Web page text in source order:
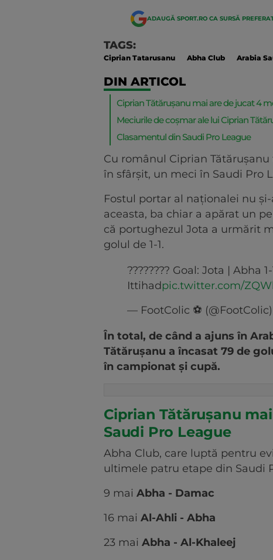
ADAUGĂ SPORT.RO CA SURSĂ
TAGS:
Ciprian Tatarusanu Abha Club Arabia
DIN ARTICOL
Ciprian Tătărușanu mai are de jucat 4
Meciurile de coșmar ale lui Ciprian
Clasamentul din Saudi Pro League
Cu românul Ciprian
în sfârșit, un meci în Saudi Pro
Fostul portar al naționalei nu
aceasta, ba chiar a apărat un
că portughezul Jota a urmărit
golul de 1-1.
???????? Goal: Jota | Abha
Ittihadpic.twitter.com/
— FootColic ⚽️ (@FootColic)
În total, de când a ajuns în
Tătărușanu a încasat 79 de
în campionat și cupă.
Ciprian Tătărușanu
Saudi Pro League
Abha Club, care luptă pentru
ultimele patru etape din Saudi
9 mai Abha - Damac
16 mai Al-Ahli - Abha
23 mai Abha - Al-Khaleej